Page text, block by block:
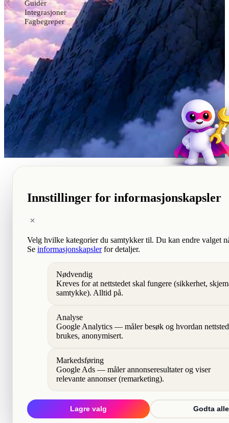
Guider
Integrasjoner
Fagbegreper
Klar for å ta neste steg?
La oss bygge noe helt sammen.
Få tilbud
© 2026 HjemmesideHelten. En del av Wonder Technologies AS.
Org.nr 929 267 834 MVA.
Følg oss
PersonvernKjøpsvilkår
Innstillinger for informasjonskapsler
Velg hvilke kategorier du samtykker til. Du kan endre valget
Se informasjonskapslerfor detaljer.
Nødvendig
Kreves for at nettstedet skal fungere (sikkerhet,
samtykke). Alltid på.
Analyse
Google Analytics — måler besøk og hvordan
brukes, anonymisert.
Markedsføring
Google Ads — måler annonseresultater og viser
relevante annonser (remarketing).
Lagre valg Godta alle